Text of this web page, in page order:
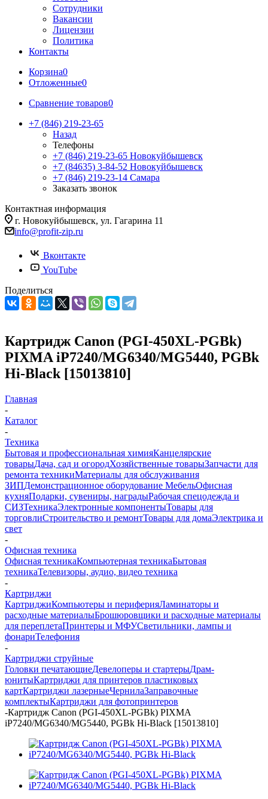
Сотрудники
Вакансии
Лицензии
Политика
Контакты
Корзина0
Отложенные0
Сравнение товаров0
+7 (846) 219-23-65
Назад
Телефоны
+7 (846) 219-23-65 Новокуйбышевск
+7 (84635) 3-84-52 Новокуйбышевск
+7 (846) 219-23-14 Самара
Заказать звонок
Контактная информация
г. Новокуйбышевск, ул. Гагарина 11
info@profit-zip.ru
Вконтакте
YouTube
Поделиться
Картридж Canon (PGI-450XL-PGBk)
PIXMA iP7240/MG6340/MG5440, PGBk
Hi-Black [15013810]
Главная
-
Каталог
-
Техника
Бытовая и профессиональная химияКанцелярские
товарыДача, сад и огородХозяйственные товарыЗапчасти для
ремонта техникиМатериалы для обслуживания
ЗИПДемонстрационное оборудование МебельОфисная
кухняПодарки, сувениры, наградыРабочая спецодежда и
СИЗТехникаЭлектронные компонентыТовары для
торговлиСтроительство и ремонтТовары для домаЭлектрика и
свет
-
Офисная техника
Офисная техникаКомпьютерная техникаБытовая
техникаТелевизоры, аудио, видео техника
-
Картриджи
КартриджиКомпьютеры и периферияЛаминаторы и
расходные материалыБрошюровщики и расходные материалы
для переплетаПринтеры и МФУСветильники, лампы и
фонариТелефония
-
Картриджи струйные
Головки печатающиеДевелоперы и стартерыДрам-
юнитыКартриджи для принтеров пластиковых
картКартриджи лазерныеЧернилаЗаправочные
комплектыКартриджи для фотопринтеров
-Картридж Canon (PGI-450XL-PGBk) PIXMA
iP7240/MG6340/MG5440, PGBk Hi-Black [15013810]